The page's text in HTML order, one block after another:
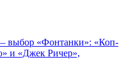
— выбор «Фонтанки»: «Коп-
и «Джек Ричер»,